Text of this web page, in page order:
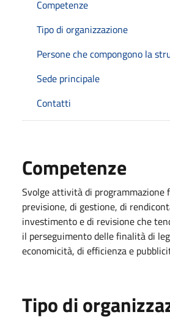
Competenze
Tipo di organizzazione
Persone che compongono la
Sede principale
Contatti
Competenze
Svolge attività di programmazione
previsione, di gestione, di
investimento e di revisione che
il perseguimento delle finalità di
economicità, di efficienza e
Tipo di